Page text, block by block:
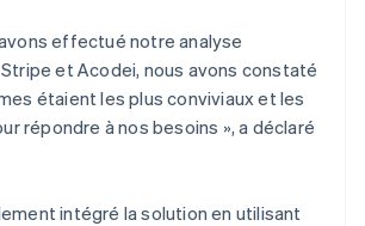
effectué notre analyse
et Acodei, nous avons constaté
étaient les plus conviviaux et les
répondre à nos besoins », a déclaré
intégré la solution en utilisant